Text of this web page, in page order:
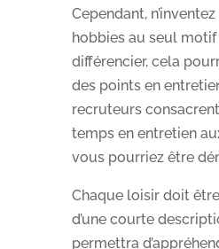
Cependant,
hobbies au seul
différencier, cela
des points en
recruteurs
temps en entretien
vous pourriez être
Chaque loisir doit
d’une courte
permettra